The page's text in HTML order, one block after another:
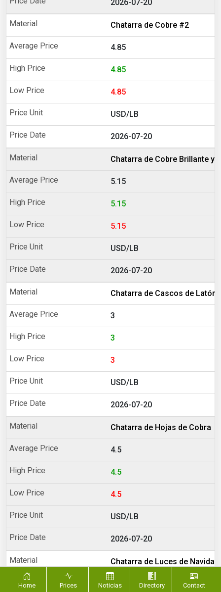
2026-07-20
Chatarra de Cobre #2
4.85
4.85
4.85
USD/LB
2026-07-20
Chatarra de Cobre Brillante y
5.15
5.15
5.15
USD/LB
2026-07-20
Chatarra de Cascos de Latón
3
3
3
USD/LB
2026-07-20
Chatarra de Hojas de Cobra
4.5
4.5
4.5
USD/LB
2026-07-20
Chatarra de Luces de Navidad
0.4
Home Prices Noticias Directory Contact